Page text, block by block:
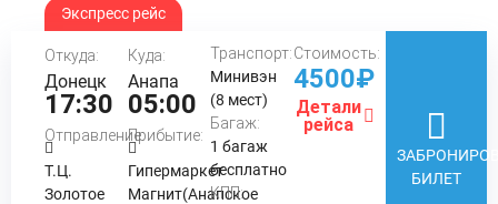
Экспресс рейс
Откуда:
Донецк
17:30
Отправление:
Т.Ц.
Золотое
Куда:
Анапа
05:00
Прибытие:
Гипермаркет
Магнит(Анапское
Транспорт:
Минивэн
(8 мест)
Багаж:
1 багаж
бесплатно
КПП:
Стоимость:
4500₽
Детали
рейса
БИЛЕТ